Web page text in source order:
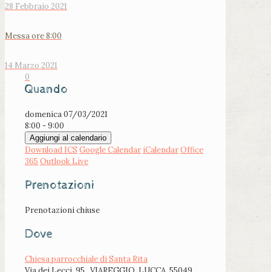
28 Febbraio 2021
Messa ore 8:00
14 Marzo 2021
0
Quando
domenica 07/03/2021
8:00 - 9:00
Aggiungi al calendario
Download ICS Google Calendar iCalendarOffice
365 Outlook Live
Prenotazioni
Prenotazioni chiuse
Dove
Chiesa parrocchiale di Santa Rita